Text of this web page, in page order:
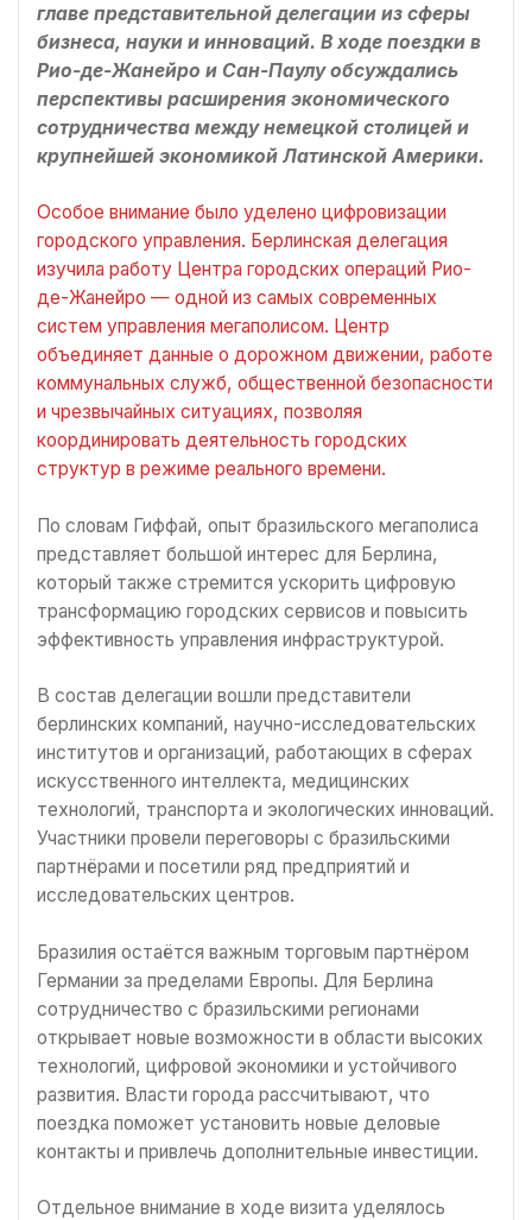
главе представительной делегации из сферы
бизнеса, науки и инноваций. В ходе поездки в
Рио-де-Жанейро и Сан-Паулу обсуждались
перспективы расширения экономического
сотрудничества между немецкой столицей и
крупнейшей экономикой Латинской Америки.
Особое внимание было уделено цифровизации
городского управления. Берлинская делегация
изучила работу Центра городских операций Рио-
де-Жанейро — одной из самых современных
систем управления мегаполисом. Центр
объединяет данные о дорожном движении, работе
коммунальных служб, общественной безопасности
и чрезвычайных ситуациях, позволяя
координировать деятельность городских
структур в режиме реального времени.
По словам Гиффай, опыт бразильского мегаполиса
представляет большой интерес для Берлина,
который также стремится ускорить цифровую
трансформацию городских сервисов и повысить
эффективность управления инфраструктурой.
В состав делегации вошли представители
берлинских компаний, научно-исследовательских
институтов и организаций, работающих в сферах
искусственного интеллекта, медицинских
технологий, транспорта и экологических инноваций.
Участники провели переговоры с бразильскими
партнёрами и посетили ряд предприятий и
исследовательских центров.
Бразилия остаётся важным торговым партнёром
Германии за пределами Европы. Для Берлина
сотрудничество с бразильскими регионами
открывает новые возможности в области высоких
технологий, цифровой экономики и устойчивого
развития. Власти города рассчитывают, что
поездка поможет установить новые деловые
контакты и привлечь дополнительные инвестиции.
Отдельное внимание в ходе визита уделялось